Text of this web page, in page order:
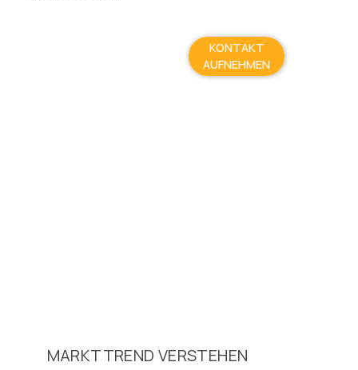
KONTAKT
AUFNEHMEN
MARKTTREND VERSTEHEN